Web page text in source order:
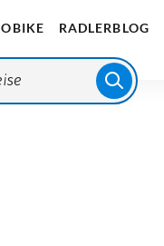
RADLERBLOG